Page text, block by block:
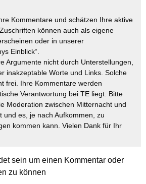
Kommentare und schätzen Ihre aktive
können auch als eigene
oder in unserer
Einblick“.
Argumente nicht durch Unterstellungen,
inakzeptable Worte und Links. Solche
frei. Ihre Kommentare werden
Verantwortung bei TE liegt. Bitte
Moderation zwischen Mitternacht und
und es, je nach Aufkommen, zu
kommen kann. Vielen Dank für Ihr
sein um einen Kommentar oder
zu können